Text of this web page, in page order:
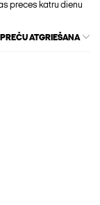
preces katru dienu
ATGRIEŠANA